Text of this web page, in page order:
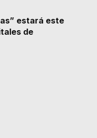
estará este
de